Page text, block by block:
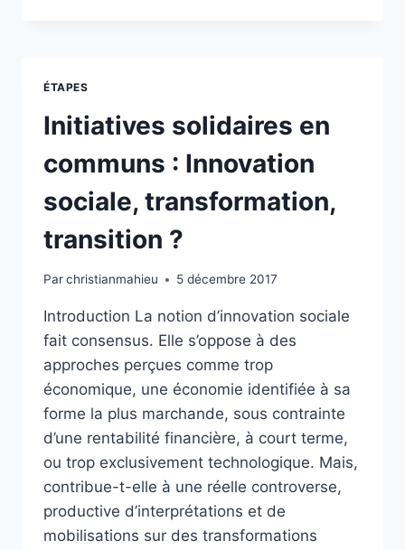
ÉTAPES
Initiatives solidaires en
communs : Innovation
sociale, transformation,
transition ?
Parchristianmahieu 5 décembre 2017
Introduction La notion d’innovation sociale
fait consensus. Elle s’oppose à des
approches perçues comme trop
économique, une économie identifiée à sa
forme la plus marchande, sous contrainte
d’une rentabilité financière, à court terme,
ou trop exclusivement technologique. Mais,
contribue-t-elle à une réelle controverse,
productive d’interprétations et de
mobilisations sur des transformations